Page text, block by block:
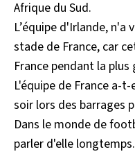
Afrique du Sud.
L’équipe d'Irlande, n'a
stade de France, car
France pendant la
L'équipe de France a-
soir lors des barrages
Dans le monde de
parler d'elle longtemps.